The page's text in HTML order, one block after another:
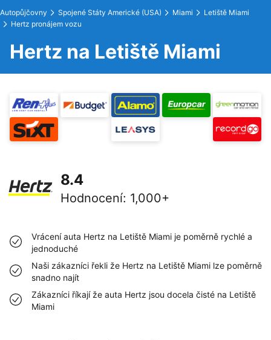
Autopůjčovny Spojené Státy Americké (USA) Miami
Letiště Miami
Hertz pronájem vozu
Hertz na Letiště Miami
8.4
Hodnocení: 1,000+
Vrácení auta Hertz na Letiště Miami je poměrně rychlé a
jednoduché
Naši zákazníci řekli že Hertz na Letiště Miami lze poměrně
snadno najít
Zákazníci říkají že auta Hertz jsou docela čisté na Letiště
Miami